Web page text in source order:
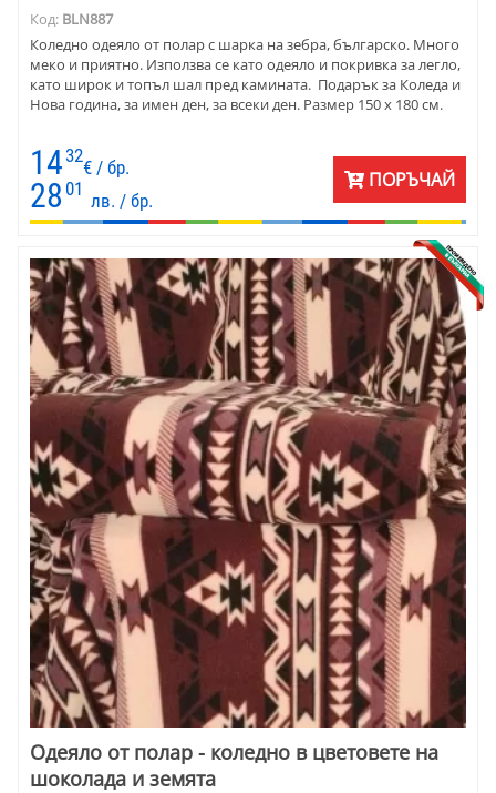
Код: BLN887
Коледно одеяло от полар с шарка на зебра, българско. Много
меко и приятно. Използва се като одеяло и покривка за легло,
като широк и топъл шал пред камината. Подарък за Коледа и
Нова година, за имен ден, за всеки ден. Размер 150 х 180 см.
14 32
€ / бр.
28 01
лв. / бр.
ПОРЪЧАЙ
Одеяло от полар - коледно в цветовете на
шоколада и земята